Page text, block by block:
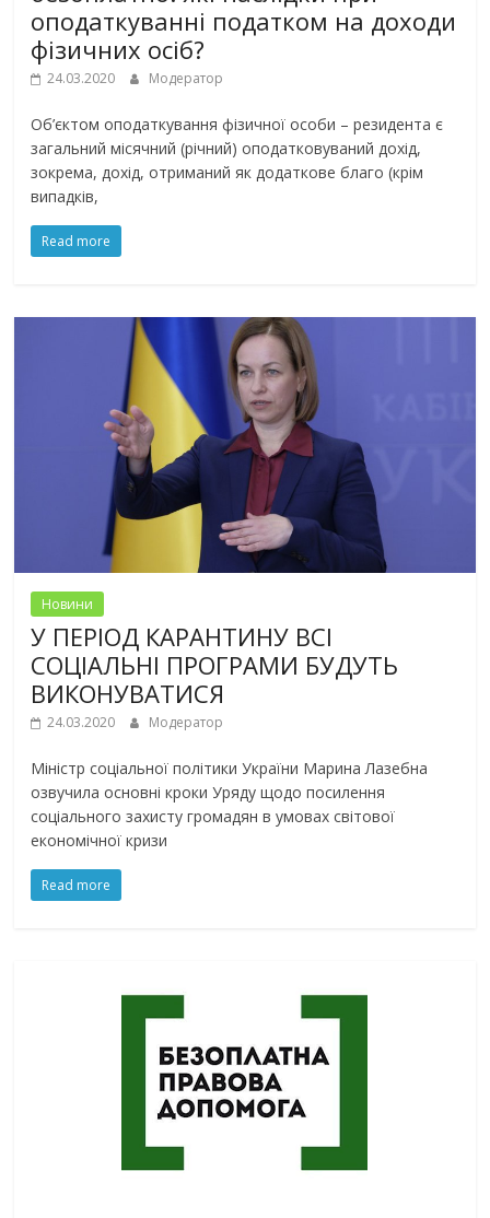
оподаткуванні податком на доходи
фізичних осіб?
24.03.2020 Модератор
Об’єктом оподаткування фізичної особи – резидента є
загальний місячний (річний) оподатковуваний дохід,
зокрема, дохід, отриманий як додаткове благо (крім
випадків,
Read more
Новини
У ПЕРІОД КАРАНТИНУ ВСІ
СОЦІАЛЬНІ ПРОГРАМИ БУДУТЬ
ВИКОНУВАТИСЯ
24.03.2020 Модератор
Міністр соціальної політики України Марина Лазебна
озвучила основні кроки Уряду щодо посилення
соціального захисту громадян в умовах світової
економічної кризи
Read more